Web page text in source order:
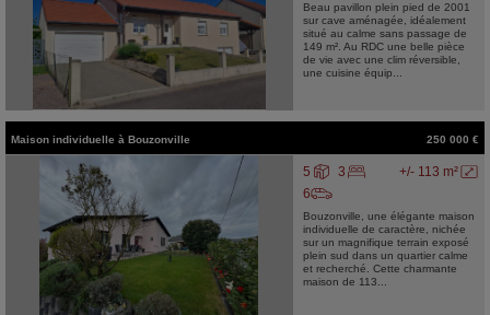
Beau pavillon plein pied de 2001
sur cave aménagée, idéalement
situé au calme sans passage de
149 m². Au RDC une belle pièce
de vie avec une clim réversible,
une cuisine équip...
Maison individuelle à Bouzonville 250 000 €
+/- 113 m²
5
3
6
Bouzonville, une élégante maison
individuelle de caractère, nichée
sur un magnifique terrain exposé
plein sud dans un quartier calme
et recherché. Cette charmante
maison de 113...